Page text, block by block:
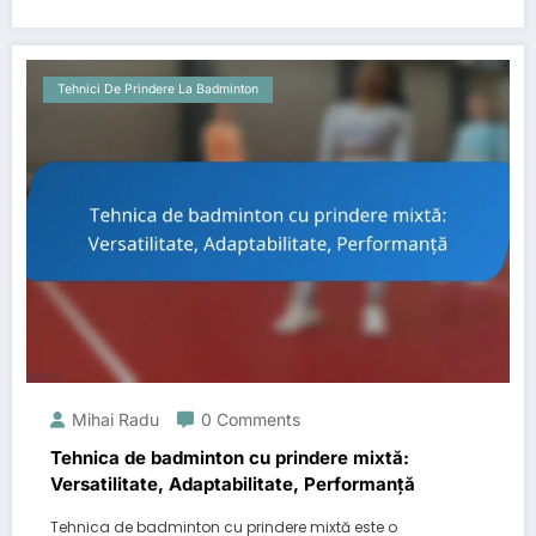
Tehnici De Prindere La Badminton
Mihai Radu 0 Comments
Tehnica de badminton cu prindere mixtă:
Versatilitate, Adaptabilitate, Performanță
Tehnica de badminton cu prindere mixtă este o